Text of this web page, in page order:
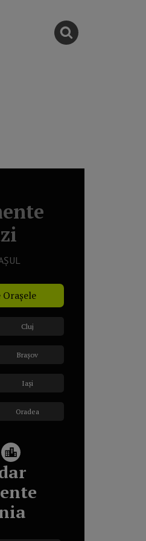
Cluj
Brașov
Iași
Oradea